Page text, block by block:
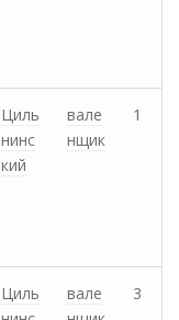
Циль
нинс
кий
вале
нщик
1
Циль
вале
3